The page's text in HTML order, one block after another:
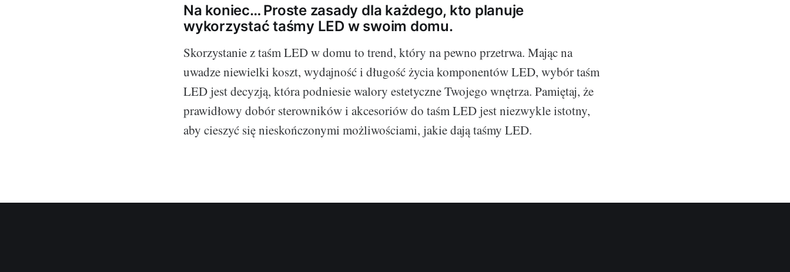
Na koniec… Proste zasady dla każdego, kto planuje
wykorzystać taśmy LED w swoim domu.
Skorzystanie z taśm LED w domu to trend, który na pewno przetrwa. Mając na
uwadze niewielki koszt, wydajność i długość życia komponentów LED, wybór taśm
LED jest decyzją, która podniesie walory estetyczne Twojego wnętrza. Pamiętaj, że
prawidłowy dobór sterowników i akcesoriów do taśm LED jest niezwykle istotny,
aby cieszyć się nieskończonymi możliwościami, jakie dają taśmy LED.